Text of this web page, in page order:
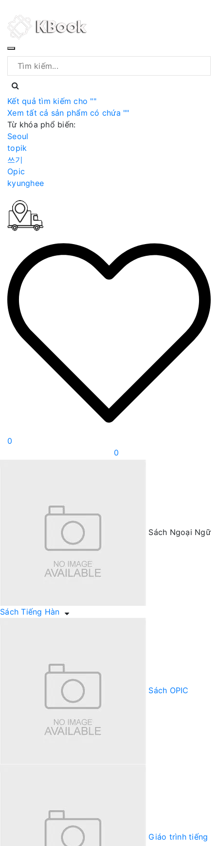
Kết quả tìm kiếm cho ""
Xem tất cả sản phẩm có chứa ""
Từ khóa phổ biến:
Seoul
topik
쓰기
Opic
kyunghee
0
0
Sách Ngoại Ngữ
Sách Tiếng Hàn
Sách OPIC
Giáo trình tiếng